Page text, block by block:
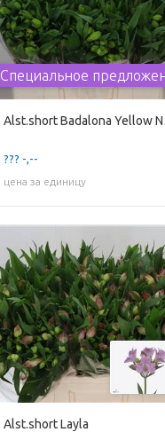
Специальное
??? -,--
цена за единицу
Alst.short Layla